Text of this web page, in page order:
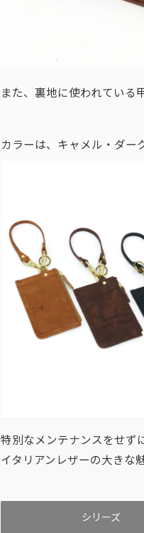
また、裏地に使われている
カラーは、キャメル・ダー
特別なメンテナンスをせず
イタリアンレザーの大きな
シリーズ